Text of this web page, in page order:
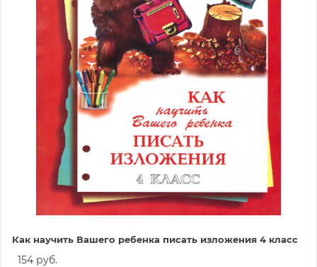
Как научить Вашего ребенка писать изложения 4 класс
154 руб.